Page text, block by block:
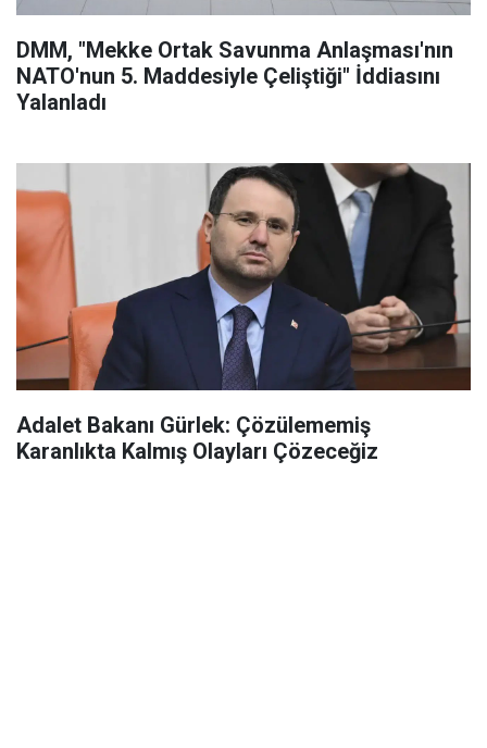
DMM, "Mekke Ortak Savunma Anlaşması'nın
NATO'nun 5. Maddesiyle Çeliştiği" İddiasını
Yalanladı
Adalet Bakanı Gürlek: Çözülememiş
Karanlıkta Kalmış Olayları Çözeceğiz